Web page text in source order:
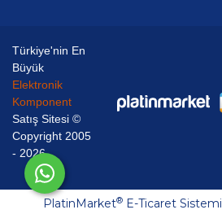
Türkiye'nin En
Büyük
Elektronik
Komponent
Satış Sitesi ©
Copyright 2005
- 2026
PlatinMarket® E-Ticaret Sistemi